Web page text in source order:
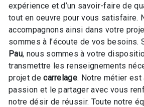
expérience et d’un savoir-faire de
tout en oeuvre pour vous satisfaire.
accompagnons ainsi dans votre
sommes à l’écoute de vos besoins.
Pau, nous sommes à votre
transmettre les renseignements
projet decarrelage. Notre métier est
passion et le partager avec vous
notre désir de réussir. Toute notre